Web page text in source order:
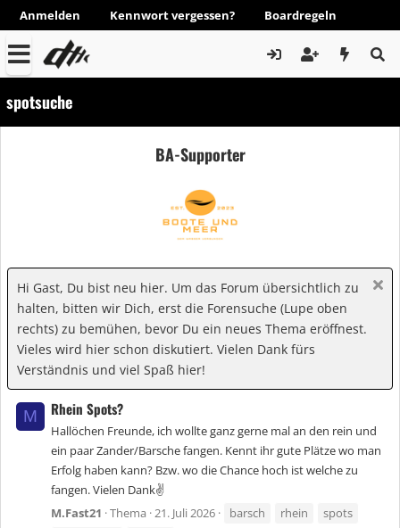
Anmelden Kennwort vergessen? Boardregeln
spotsuche
BA-Supporter
Hi Gast, Du bist neu hier. Um das Forum übersichtlich zu
halten, bitten wir Dich, erst die Forensuche (Lupe oben
rechts) zu bemühen, bevor Du ein neues Thema eröffnest.
Vieles wird hier schon diskutiert. Vielen Dank fürs
Verständnis und viel Spaß hier!
M Rhein Spots?
Hallöchen Freunde, ich wollte ganz gerne mal an den rein und
ein paar Zander/Barsche fangen. Kennt ihr gute Plätze wo man
Erfolg haben kann? Bzw. wo die Chance hoch ist welche zu
fangen. Vielen Dank✌
M.Fast21 Thema 21. Juli 2026 barsch rhein
spots